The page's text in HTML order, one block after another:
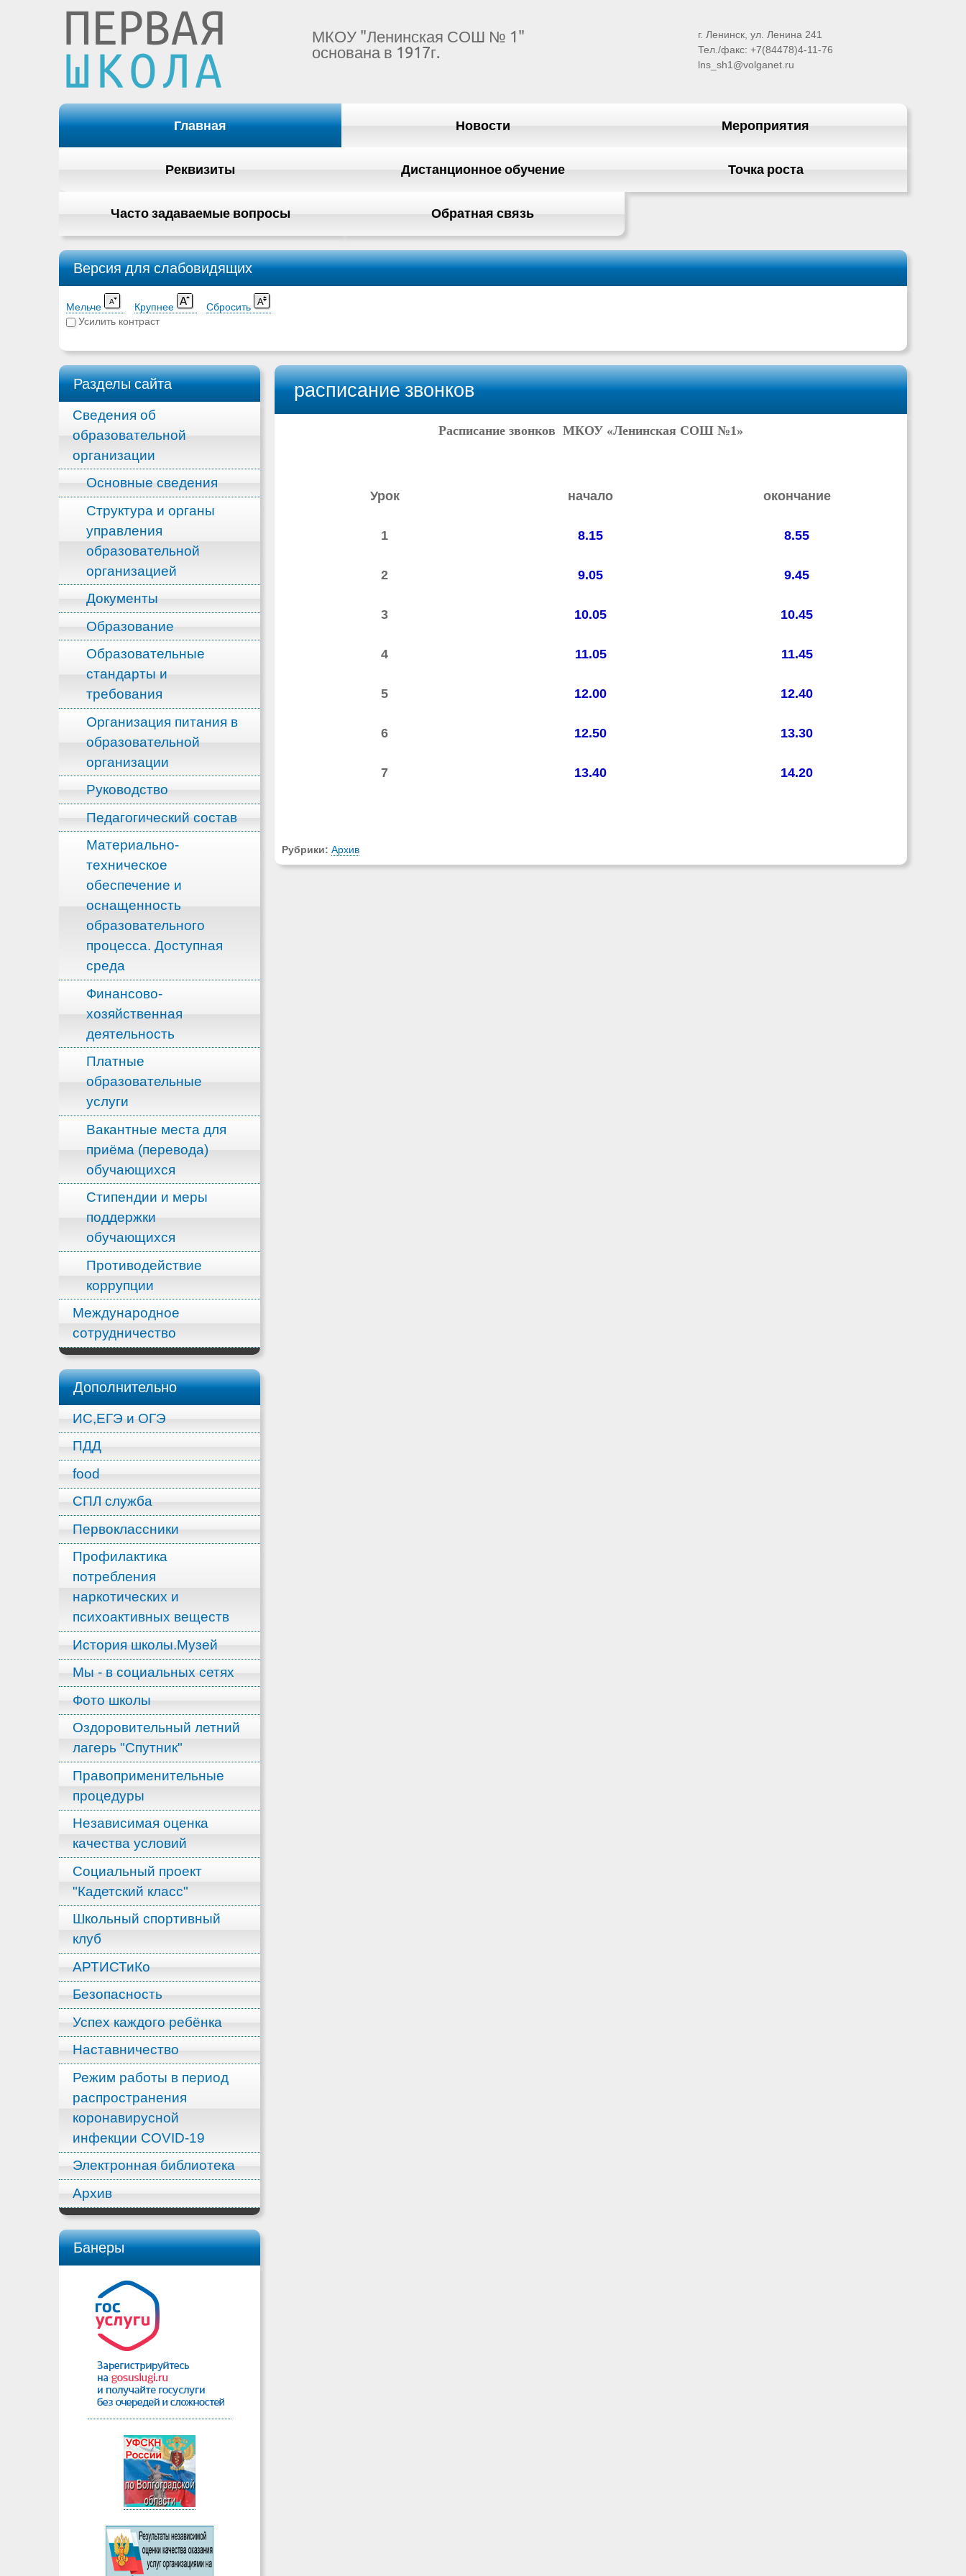
МКОУ "Ленинская СОШ № 1"
основана в 1917г.
г. Ленинск, ул. Ленина 241
Тел./факс: +7(84478)4-11-76
lns_sh1@volganet.ru
Главная Новости Мероприятия
Реквизиты Дистанционное обучение Точка роста
Часто задаваемые вопросы Обратная связь
Версия для слабовидящих
Мельче Крупнее
Сбросить
Усилить контраст
Разделы сайта
Сведения об
образовательной
организации
Основные сведения
Структура и органы
управления
образовательной
организацией
Документы
Образование
Образовательные
стандарты и
требования
Организация питания в
образовательной
организации
Руководство
Педагогический состав
Материально-
техническое
обеспечение и
оснащенность
образовательного
процесса. Доступная
среда
Финансово-
хозяйственная
деятельность
Платные
образовательные
услуги
Вакантные места для
приёма (перевода)
обучающихся
Стипендии и меры
поддержки
обучающихся
Противодействие
коррупции
Международное
сотрудничество
Дополнительно
ИС,ЕГЭ и ОГЭ
ПДД
food
СПЛ служба
Первоклассники
Профилактика
потребления
наркотических и
психоактивных веществ
История школы.Музей
Мы - в социальных сетях
Фото школы
Оздоровительный летний
лагерь "Спутник"
Правоприменительные
процедуры
Независимая оценка
качества условий
Социальный проект
"Кадетский класс"
Школьный спортивный
клуб
АРТИСТиКо
Безопасность
Успех каждого ребёнка
Наставничество
Режим работы в период
распространения
коронавирусной
инфекции COVID-19
Электронная библиотека
Архив
Банеры
расписание звонков
Расписание звонков МКОУ «Ленинская СОШ №1»
Урок начало окончание
1 8.15 8.55
2 9.05 9.45
3 10.05 10.45
4 11.05 11.45
5 12.00 12.40
6 12.50 13.30
7 13.40 14.20
Рубрики: Архив